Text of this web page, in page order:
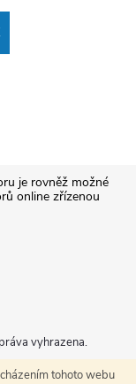
tohoto webu
je rovněž možné
online zřízenou
vyhrazena.